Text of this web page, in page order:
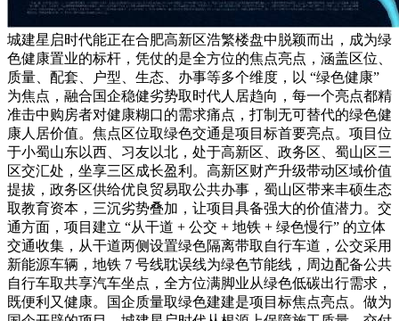
城建星启时代能正在合肥高新区浩繁楼盘中脱颖而出，成为绿
色健康置业的标杆，凭仗的是全方位的焦点亮点，涵盖区位、
质量、配套、户型、生态、办事等多个维度，以 “绿色健康”
为焦点，融合国企稳健劣势取时代人居趋向，每一个亮点都精
准击中购房者对健康糊口的需求痛点，打制无可替代的绿色健
康人居价值。焦点区位取绿色交通是项目标首要亮点。项目位
于小蜀山东以西、习友以北，处于高新区、政务区、蜀山区三
区交汇处，坐享三区成长盈利。高新区财产升级带动区域价值
提拔，政务区供给优良贸易取公共办事，蜀山区带来丰硕生态
取教育资本，三沉劣势叠加，让项目具备强大的价值潜力。交
通方面，项目建立 “从干道 + 公交 + 地铁 + 绿色慢行” 的立体
交通收集，从干道两侧设置绿色隔离带取自行车道，公交采用
新能源车辆，地铁 7 号线耽误线为绿色节能线，周边配备公共
自行车取共享汽车坐点，全方位满脚业从绿色低碳出行需求，
既便利又健康。国企质量取绿色建建是项目标焦点亮点。做为